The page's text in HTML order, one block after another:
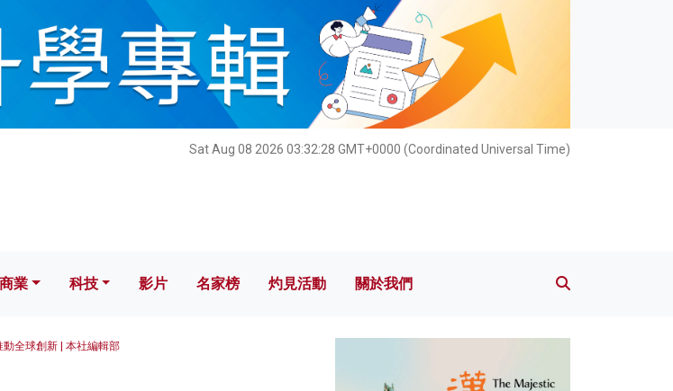
Sat Aug 08 2026 03:32:29 GMT+0000 (Coordinated Universal Time)
科技 影片 名家榜 灼見活動 關於我們
商業 科技 影片 名家榜 灼見活動 關於我們
全球創新 | 本社編輯部